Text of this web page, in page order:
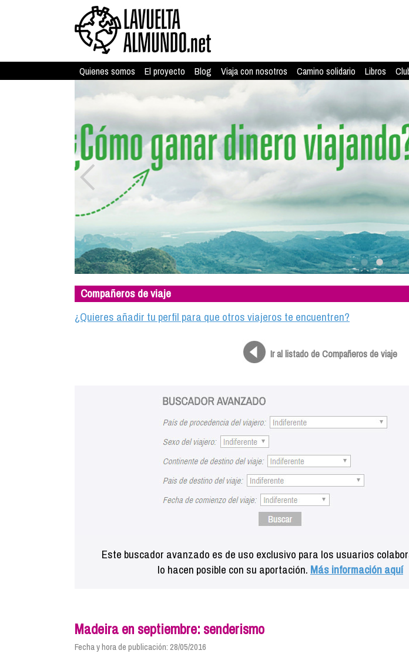
Quienes somos El proyecto Blog Viaja con nosotros Camino solidario Libros
Compañeros de viaje
¿Quieres añadir tu perfil para que otros viajeros te encuentren?
Ir al listado de Compañeros de viaje
Este buscador avanzado es de uso exclusivo para los usuarios
lo hacen posible con su aportación. Más información aquí
Madeira en septiembre: senderismo
Fecha y hora de publicación: 28/05/2016